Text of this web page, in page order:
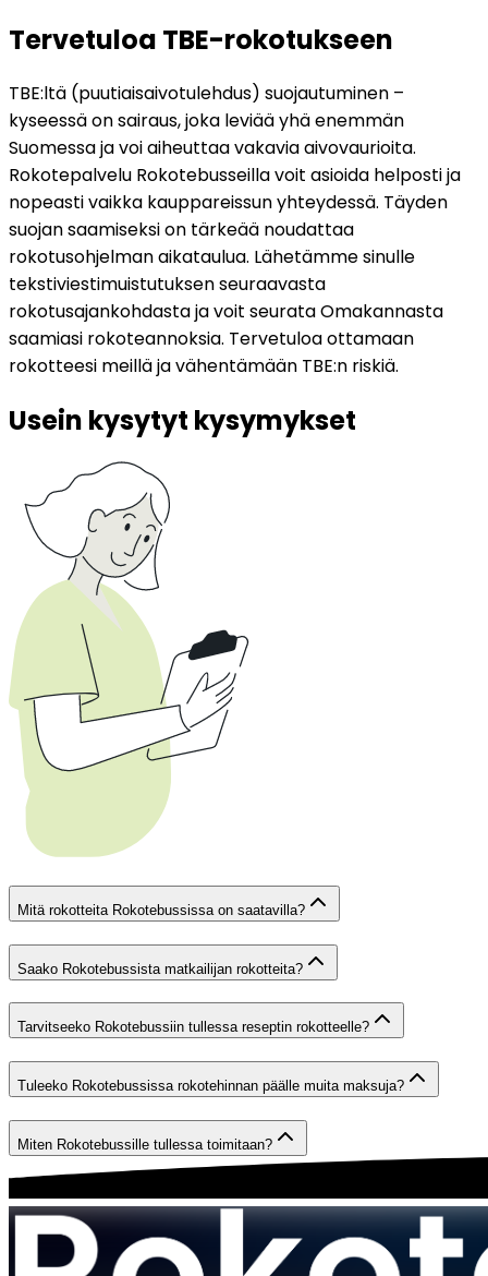
Tervetuloa TBE-rokotukseen
TBE:ltä (puutiaisaivotulehdus) suojautuminen –
kyseessä on sairaus, joka leviää yhä enemmän
Suomessa ja voi aiheuttaa vakavia aivovaurioita.
Rokotepalvelu Rokotebusseilla voit asioida helposti ja
nopeasti vaikka kauppareissun yhteydessä. Täyden
suojan saamiseksi on tärkeää noudattaa
rokotusohjelman aikataulua. Lähetämme sinulle
tekstiviestimuistutuksen seuraavasta
rokotusajankohdasta ja voit seurata Omakannasta
saamiasi rokoteannoksia. Tervetuloa ottamaan
rokotteesi meillä ja vähentämään TBE:n riskiä.
Usein kysytyt kysymykset
Mitä rokotteita Rokotebussissa on saatavilla?
Saako Rokotebussista matkailijan rokotteita?
Tarvitseeko Rokotebussiin tullessa reseptin rokotteelle?
Tuleeko Rokotebussissa rokotehinnan päälle muita maksuja?
Miten Rokotebussille tullessa toimitaan?